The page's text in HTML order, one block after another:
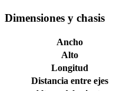
Dimensiones y chasis
Ancho
Alto
Longitud
Distancia entre ejes